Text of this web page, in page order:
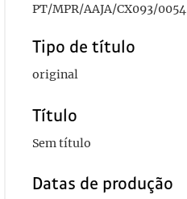
PT/MPR/AAJA/CX093/0054
Tipo de título
original
Título
Sem título
Datas de produção